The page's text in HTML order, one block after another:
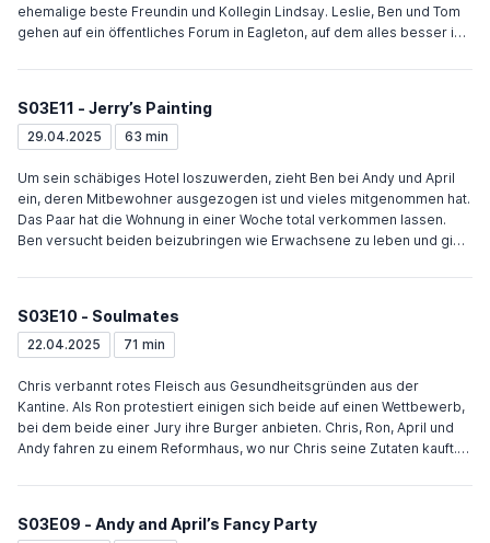
weiter als Krankenschwester arbeitet. Chris zwingt Tom seine Anteile
an der Snake Lounge zu verkaufen.
ehemalige beste Freundin und Kollegin Lindsay. Leslie, Ben und Tom
gehen auf ein öffentliches Forum in Eagleton, auf dem alles besser ist
Zaun zu entfernen, gerät sie mit Lindsay aneinander. Nach einem
Wieder frei nutzt Leslie den Zaun, um ein Baseballfeld auf der
Pawnee-Seite des Parks anzulegen. Leslie hat Rons Geburtstag
geplant, was Ron sehr missfällt. Als der Tag kommt, hat Leslie für ihn
einen perfekten Abend organisiert – alleine mit gutem Essen, Wein und
zwei Filmklassikern.
S03E11 - Jerry’s Painting
29.04.2025 63 min
Um sein schäbiges Hotel loszuwerden, zieht Ben bei Andy und April
ein, deren Mitbewohner ausgezogen ist und vieles mitgenommen hat.
Das Paar hat die Wohnung in einer Woche total verkommen lassen.
Ben versucht beiden beizubringen wie Erwachsene zu leben und gibt
ausgeben. Leslie eröffnet eine Kunstausstellung. Auf Jerrys Bild sind
abgebildet. Konservative Kreise fordern die Vernichtung des als
pornografisch angesehenen Bildes. Als eine Kunstkommission die
Wohnung, wo sie Ben trifft. Anstatt es für die Vernichtung
zurückzugeben, behauptet sie sie hätte den problematischen Teil
übermalen lassen.
S03E10 - Soulmates
22.04.2025 71 min
Chris verbannt rotes Fleisch aus Gesundheitsgründen aus der
Kantine. Als Ron protestiert einigen sich beide auf einen Wettbewerb,
bei dem beide einer Jury ihre Burger anbieten. Chris, Ron, April und
Andy fahren zu einem Reformhaus, wo nur Chris seine Zutaten kauft.
weiter in der Kantine verkauft. Nachdem Ben ein Date mit Leslie
anzulegen. Der Algorithmus gibt Tom als ihren perfekten Partner aus.
S03E09 - Andy and April’s Fancy Party